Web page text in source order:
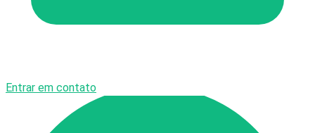
Entrar em contato